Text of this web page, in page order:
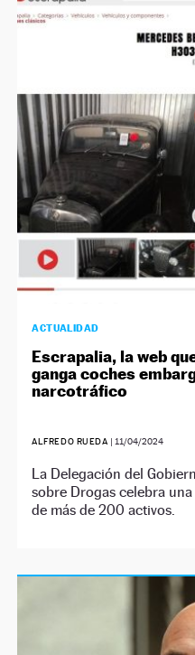
ACTUALIDAD
Escrapalia, la web
ganga coches
narcotráfico
ALFREDO RUEDA | 11/04/2024
La Delegación del
sobre Drogas celebra
de más de 200 activos.